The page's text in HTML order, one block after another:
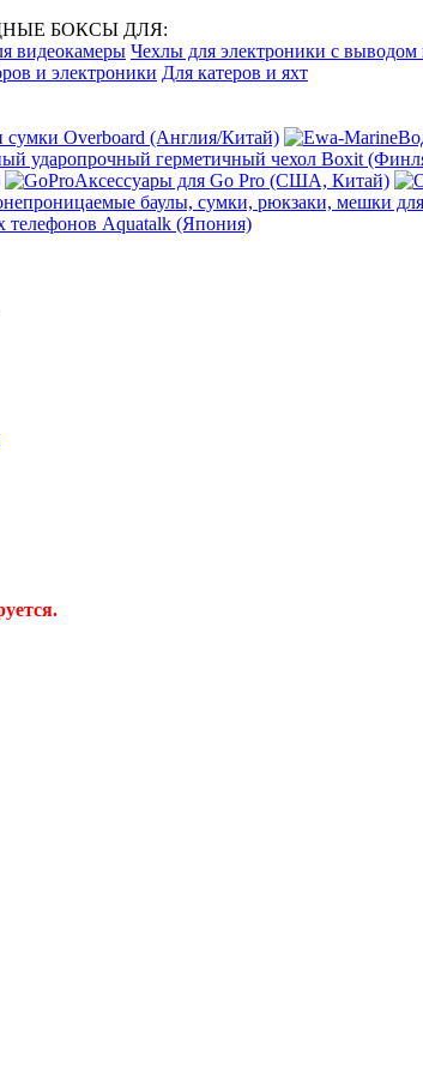
БОКСЫ ДЛЯ:
видеокамеры Чехлы для электроники с выводом
и электроники Для катеров и яхт
сумки Overboard (Англия/Китай)
ударопрочный герметичный чехол Boxit
Аксессуары для Go Pro (США, Китай)
баулы, сумки, рюкзаки, мешки
телефонов Aquatalk (Япония)